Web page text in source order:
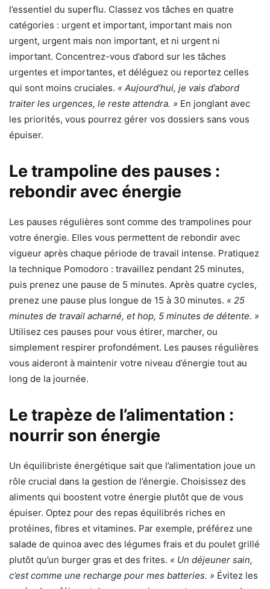
l’essentiel du superflu. Classez vos tâches en quatre
catégories : urgent et important, important mais non
urgent, urgent mais non important, et ni urgent ni
important. Concentrez-vous d’abord sur les tâches
urgentes et importantes, et déléguez ou reportez celles
qui sont moins cruciales. « Aujourd’hui, je vais d’abord
traiter les urgences, le reste attendra. » En jonglant avec
les priorités, vous pourrez gérer vos dossiers sans vous
épuiser.
Le trampoline des pauses :
rebondir avec énergie
Les pauses régulières sont comme des trampolines pour
votre énergie. Elles vous permettent de rebondir avec
vigueur après chaque période de travail intense. Pratiquez
la technique Pomodoro : travaillez pendant 25 minutes,
puis prenez une pause de 5 minutes. Après quatre cycles,
prenez une pause plus longue de 15 à 30 minutes. « 25
minutes de travail acharné, et hop, 5 minutes de détente. »
Utilisez ces pauses pour vous étirer, marcher, ou
simplement respirer profondément. Les pauses régulières
vous aideront à maintenir votre niveau d’énergie tout au
long de la journée.
Le trapèze de l’alimentation :
nourrir son énergie
Un équilibriste énergétique sait que l’alimentation joue un
rôle crucial dans la gestion de l’énergie. Choisissez des
aliments qui boostent votre énergie plutôt que de vous
épuiser. Optez pour des repas équilibrés riches en
protéines, fibres et vitamines. Par exemple, préférez une
salade de quinoa avec des légumes frais et du poulet grillé
plutôt qu’un burger gras et des frites. « Un déjeuner sain,
c’est comme une recharge pour mes batteries. » Évitez les